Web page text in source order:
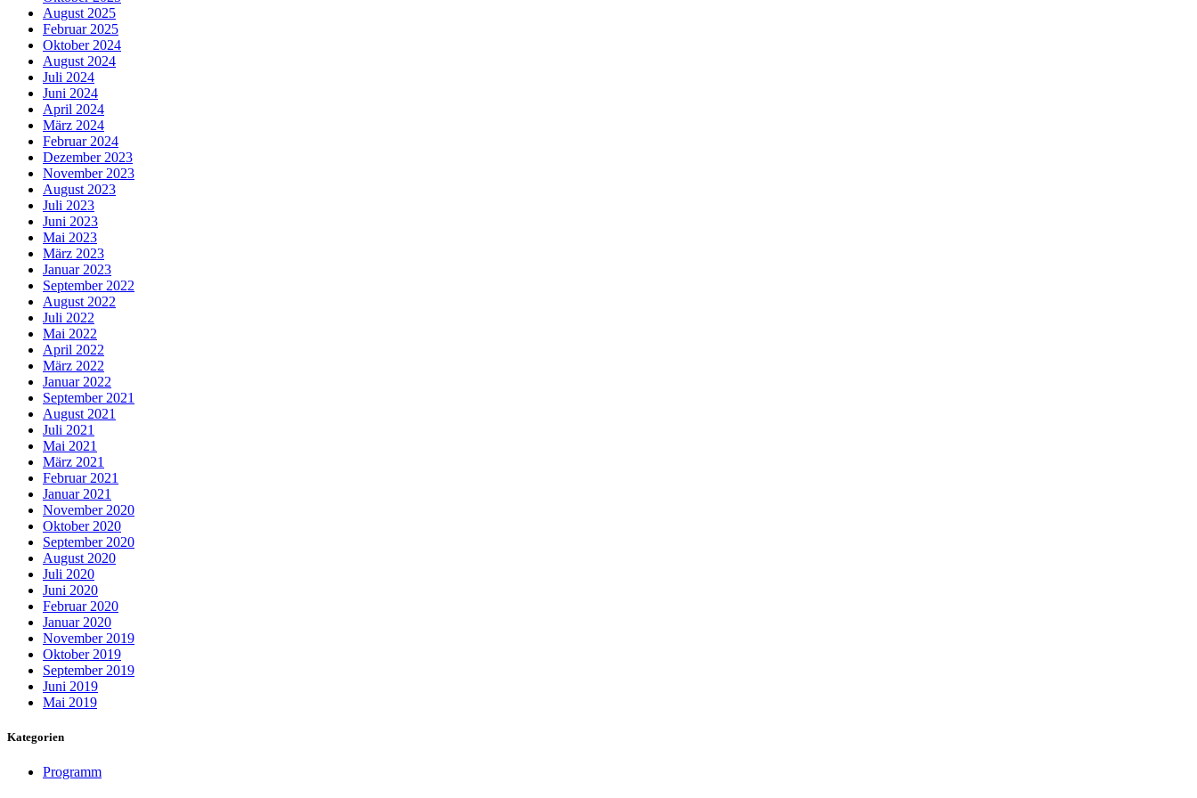
August 2025
Februar 2025
Oktober 2024
August 2024
Juli 2024
Juni 2024
April 2024
März 2024
Februar 2024
Dezember 2023
November 2023
August 2023
Juli 2023
Juni 2023
Mai 2023
März 2023
Januar 2023
September 2022
August 2022
Juli 2022
Mai 2022
April 2022
März 2022
Januar 2022
September 2021
August 2021
Juli 2021
Mai 2021
März 2021
Februar 2021
Januar 2021
November 2020
Oktober 2020
September 2020
August 2020
Juli 2020
Juni 2020
Februar 2020
Januar 2020
November 2019
Oktober 2019
September 2019
Juni 2019
Mai 2019
Kategorien
Programm